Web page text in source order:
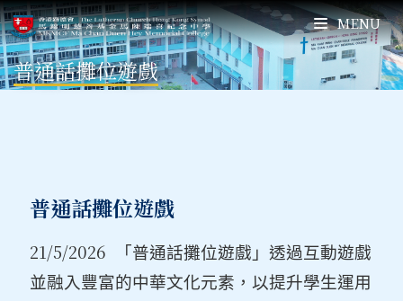
MENU
普通話攤位遊戲
普通話攤位遊戲
21/5/2026
「普通話攤位遊戲」透過互動遊戲
並融入豐富的中華文化元素，以提升學生運用